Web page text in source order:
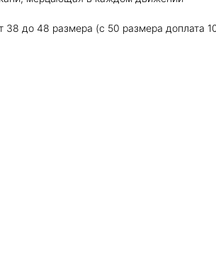
38 до 48 размера (с 50 размера доплата